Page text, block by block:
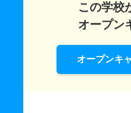
この学校
オープン
オープンキ